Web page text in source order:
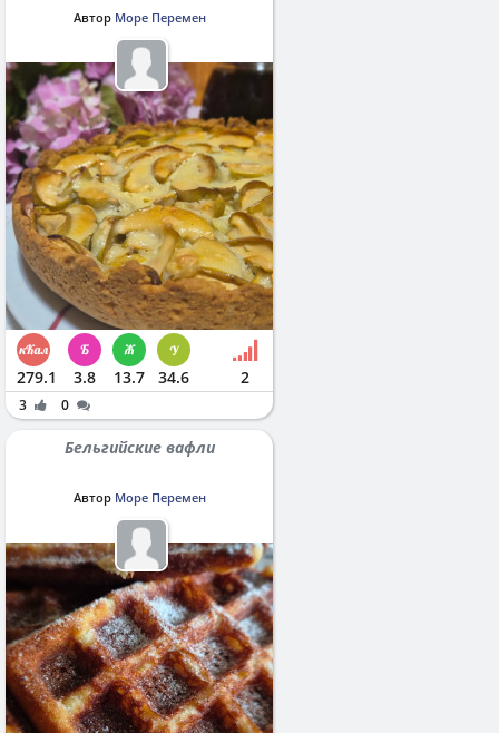
Автор Море Перемен
279.1 3.8 13.7 34.6 2
3 0
Бельгийские вафли
Автор Море Перемен